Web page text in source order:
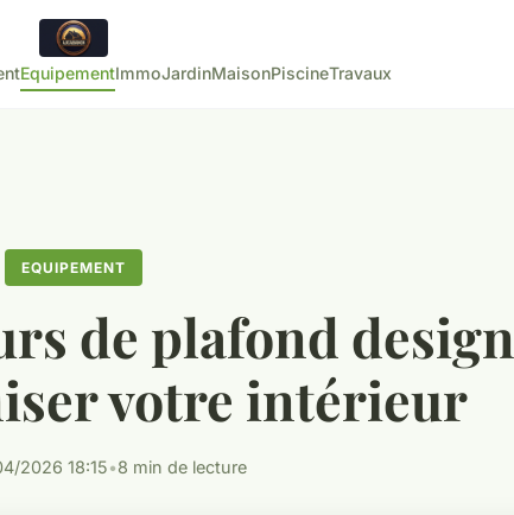
EquipementImmoJardinMaisonPiscineTravaux
EQUIPEMENT
de plafond design
votre intérieur
2026 18:15•8 min de lecture